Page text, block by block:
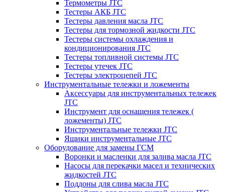
Термометры JTC
Тестеры АКБ JTC
Тестеры давления масла JTC
Тестеры для тормозной жидкости JTC
Тестеры системы охлаждения и
кондиционирования JTC
Тестеры топливной системы JTC
Тестеры утечек JTC
Тестеры электроцепей JTC
Инструментальные тележки и ложементы
Аксессуары для инструментальных тележек
JTC
Инструмент для оснащения тележек (
ложементы) JTC
Инструментальные тележки JTC
Ящики инструментальные JTC
Оборудование для замены ГСМ
Воронки и масленки для залива масла JTC
Насосы для перекачки масел и технических
жидкостей JTC
Поддоны для слива масла JTC